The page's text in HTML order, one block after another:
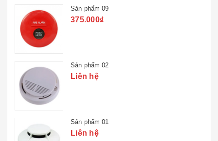
Sản phẩm 09
375.000₫
Sản phẩm 02
Liên hệ
Sản phẩm 01
Liên hệ